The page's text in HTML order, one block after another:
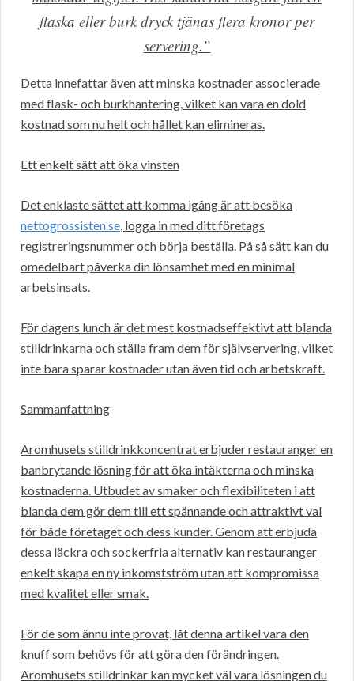
flaska eller burk dryck tjänas flera kronor per
servering.”
Detta innefattar även att minska kostnader associerade
med flask- och burkhantering, vilket kan vara en dold
kostnad som nu helt och hållet kan elimineras.
Ett enkelt sätt att öka vinsten
Det enklaste sättet att komma igång är att besöka
nettogrossisten.se, logga in med ditt företags
registreringsnummer och börja beställa. På så sätt kan du
omedelbart påverka din lönsamhet med en minimal
arbetsinsats.
För dagens lunch är det mest kostnadseffektivt att blanda
stilldrinkarna och ställa fram dem för självservering, vilket
inte bara sparar kostnader utan även tid och arbetskraft.
Sammanfattning
Aromhusets stilldrinkkoncentrat erbjuder restauranger en
banbrytande lösning för att öka intäkterna och minska
kostnaderna. Utbudet av smaker och flexibiliteten i att
blanda dem gör dem till ett spännande och attraktivt val
för både företaget och dess kunder. Genom att erbjuda
dessa läckra och sockerfria alternativ kan restauranger
enkelt skapa en ny inkomstström utan att kompromissa
med kvalitet eller smak.
För de som ännu inte provat, låt denna artikel vara den
knuff som behövs för att göra den förändringen.
Aromhusets stilldrinkar kan mycket väl vara lösningen du